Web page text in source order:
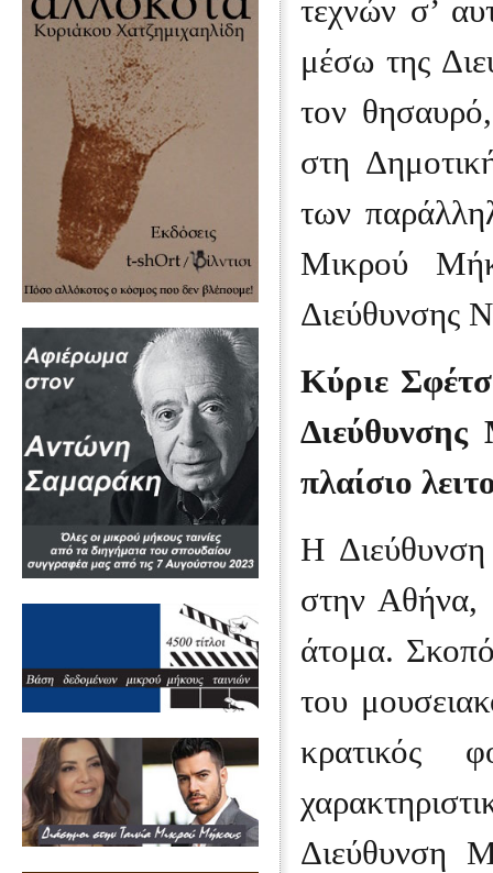
τεχνών σ’
μέσω της
τον
στη
των
Μικρού
Διεύθυνσης
Κύριε
πλαίσιο
Η
στην Αθήνα,
άτομα.
του
κρατικός
Διεύθυνση